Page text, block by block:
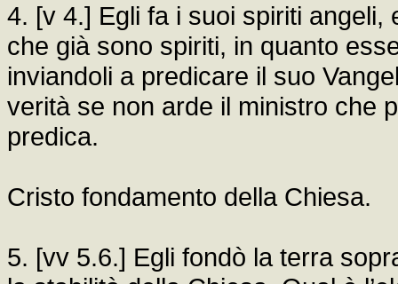
4. [v 4.] Egli fa i suoi spiriti
che già sono spiriti, in quanto
inviandoli a predicare il suo
verità se non arde il ministro che
predica.
Cristo fondamento della Chiesa.
5. [vv 5.6.] Egli fondò la terra